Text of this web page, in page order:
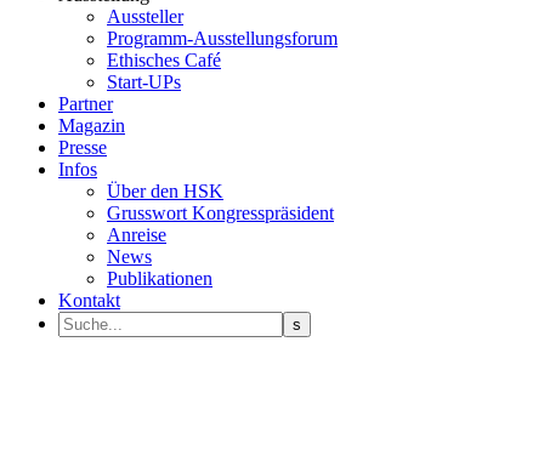
Aussteller
Programm-Ausstellungsforum
Ethisches Café
Start-UPs
Partner
Magazin
Presse
Infos
Über den HSK
Grusswort Kongresspräsident
Anreise
News
Publikationen
Kontakt